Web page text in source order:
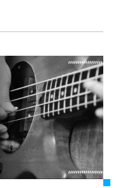
Δελτίο